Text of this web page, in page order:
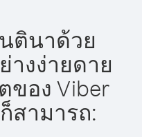
ตินาด้วย
างง่ายดาย
ของ Viber
สามารถ: